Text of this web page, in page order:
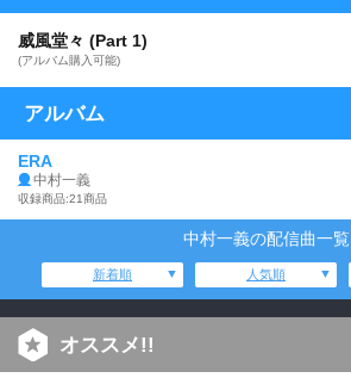
威風堂々 (Part 1)
(アルバム購入可能)
アルバム
ERA
中村一義
収録商品:21商品
中村一義の配信曲一覧
新着順 人気順
オススメ!!